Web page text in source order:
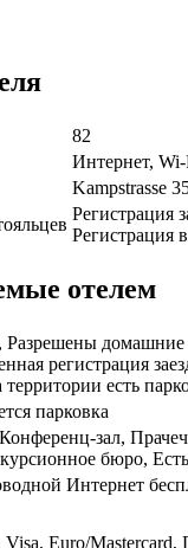
82
Интернет,
Kampstrasse
Регистрация
Регистрация
отелем
домашние
регистрация
есть
парковка
зал,
бюро,
Интернет
Visa, Euro/